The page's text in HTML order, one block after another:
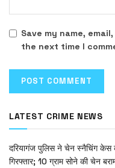
Save my name,
the next time I
LATEST CRIME NEWS
दरियागंज पुलिस ने चेन स्नैचिंग केस
गिरफ्तार; 10 ग्राम सोने की चेन